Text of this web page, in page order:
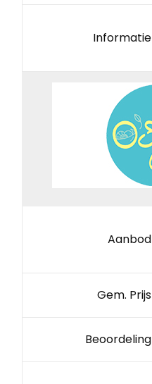
Informatie
Aanbod
Gem. Prijs
Beoordeling